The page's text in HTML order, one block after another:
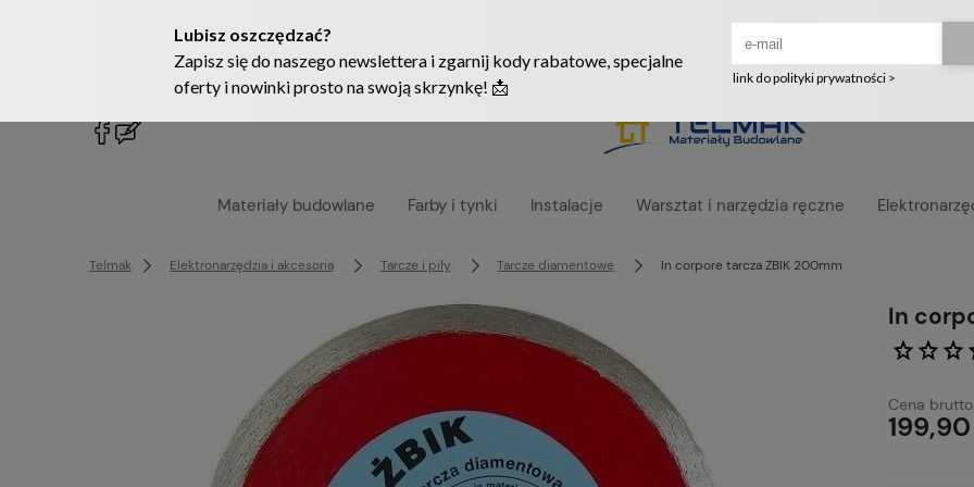
Ruszyła nowa szata graficzna naszego sklepu! ❤️
222905958 sklep@telmak.pl
Materiały budowlane Farby i tynki Instalacje Warsztat i narzędzia ręczne
Telmak Elektronarzędzia i akcesoria Tarcze i piły Tarcze diamentowe In corpore tarcza ŻBIK 200mm
In
Cena brutto:
199,90